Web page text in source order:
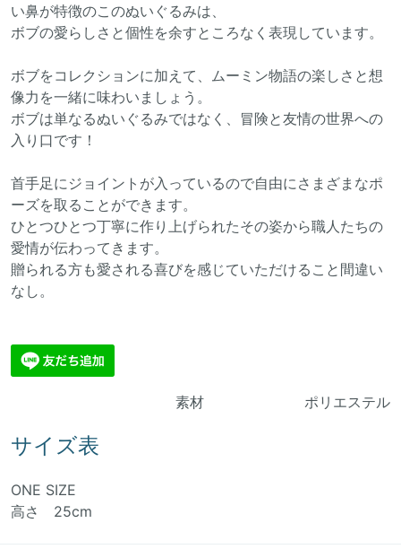
い鼻が特徴のこのぬいぐるみは、
ボブの愛らしさと個性を余すところなく表現しています。
ボブをコレクションに加えて、ムーミン物語の楽しさと想
像力を一緒に味わいましょう。
ボブは単なるぬいぐるみではなく、冒険と友情の世界への
入り口です！
首手足にジョイントが入っているので自由にさまざまなポ
ーズを取ることができます。
ひとつひとつ丁寧に作り上げられたその姿から職人たちの
愛情が伝わってきます。
贈られる方も愛される喜びを感じていただけること間違い
なし。
素材 ポリエステル
サイズ表
ONE SIZE
高さ 25cm